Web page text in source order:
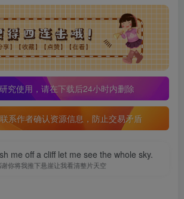
究使用，请在下载后24小时内删除
系作者确认资源信息，防止交易矛盾
me off a cliff let me see the whole sky.
谢你将我推下悬崖让我看清整片天空